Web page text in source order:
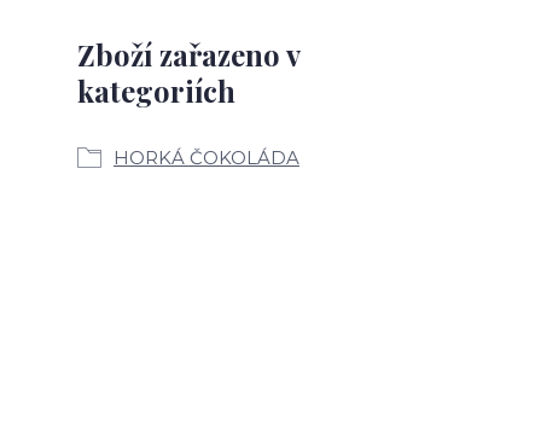
Zboží zařazeno v
kategoriích
HORKÁ ČOKOLÁDA